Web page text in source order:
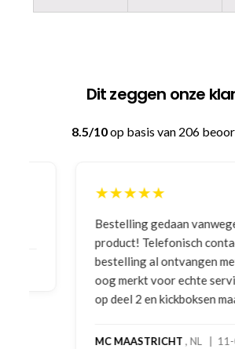
Dit zeggen onze
8.5/10op basis van 206
★★★★★
Bestelling gedaan vanwege goede
product! Telefonisch contact
bestelling al ontvangen met gifts,
oog merkt voor echte service. Nu
op deel 2 en kickboksen maar!
MC MAASTRICHT, NL | 11-02-2026